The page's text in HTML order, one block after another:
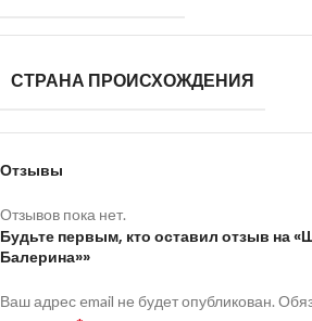
СТРАНА ПРОИСХОЖДЕНИЯ
Отзывы
Отзывов пока нет.
Будьте первым, кто оставил отзыв на
Балерина»»
Ваш адрес email не будет опубликован.